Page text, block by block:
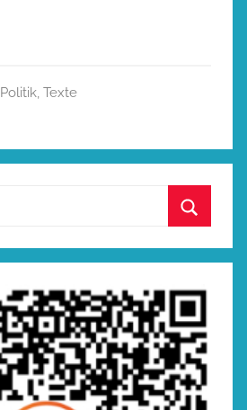
Politik, Texte